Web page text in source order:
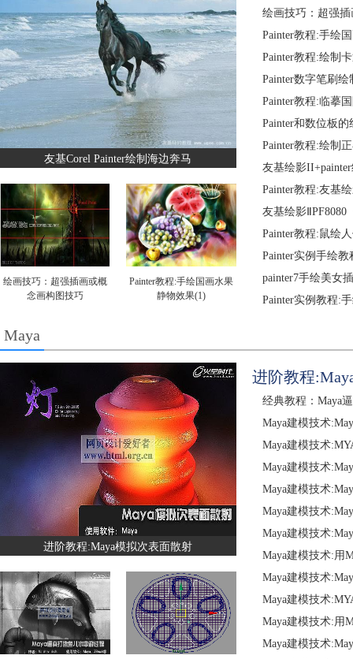
友基Corel Painter绘制海边奔马
绘画技巧：超强插画或概
念画构图技巧
Painter教程:手绘国画水果
静物效果(1)
绘画技巧：超强
Painter教程:手绘
Painter教程:绘制
Painter数字笔刷
Painter教程:临摹
Painter和数位板
Painter教程:绘制
友基绘影
Painter教程:友基
友基绘影
Painter教程:鼠绘
Painter实例手绘
painter7手绘美女
Painter实例教程:
Maya
进阶教程:Maya模拟次表面散射
进阶教程
经典教程：Maya
Maya建模技术
Maya建模技术
Maya建模技术
Maya建模技术
Maya建模技术
Maya建模技术
Maya建模技术:用
Maya建模技术
Maya建模技术
Maya建模技术:用
Maya建模技术